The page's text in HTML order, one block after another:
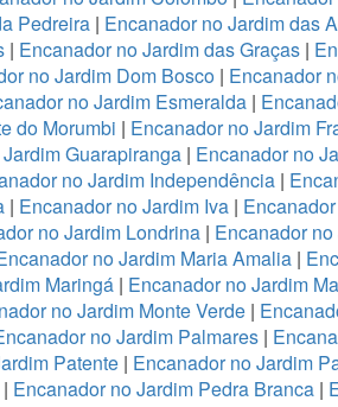
Pedreira| Encanador no Jardim das
| Encanador no Jardim das Graças |
no Jardim Dom Bosco | Encanador
no Jardim Esmeralda |
do Morumbi | Encanador no Jardim
Guarapiranga | Encanador no
no Jardim Independência|
| Encanador no Jardim Iva|
no Jardim Londrina | Encanador
no Jardim Maria Amalia |
Maringá| Encanador no Jardim
no Jardim Monte Verde|
no Jardim Palmares|
Patente | Encanador no Jardim
| Encanador no Jardim Pedra Branca|